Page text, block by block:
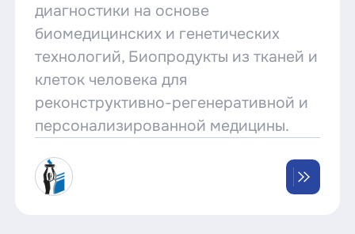
диагностики на основе
биомедицинских и генетических
технологий, Биопродукты из тканей и
клеток человека для
реконструктивно-регенеративной и
персонализированной медицины.